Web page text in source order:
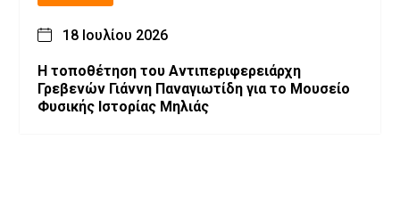
18 Ιουλίου 2026
Η τοποθέτηση του Αντιπεριφερειάρχη
Γρεβενών Γιάννη Παναγιωτίδη για το Μουσείο
Φυσικής Ιστορίας Μηλιάς